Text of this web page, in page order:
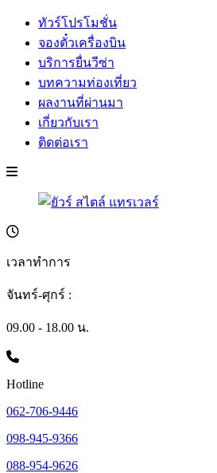
ทัวร์โปรโมชั่น
จองตั๋วเครื่องบิน
บริการยื่นวีซ่า
บทความท่องเที่ยว
ผลงานที่ผ่านมา
เกี่ยวกับเรา
ติดต่อเรา
เวลาทำการ
จันทร์-ศุกร์ :
09.00 - 18.00 น.
Hotline
062-706-9446
098-945-9366
088-954-9626